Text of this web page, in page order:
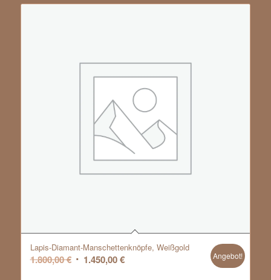
Lapis-Diamant-Manschettenknöpfe, Weißgold
1.800,00€ Ursprünglicher
1.450,00€Aktueller
Angebot!